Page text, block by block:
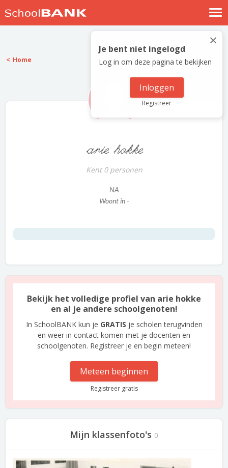
Nostalgische verhalen
Log in
Meld je gratis aan
×
Je bent niet ingelogd
Log in om deze pagina te bekijken
Inloggen
Registreer
Home
arie hokke
Kent 0 personen
NA
Woont in -
Bekijk het volledige profiel van arie hokke
en al je andere schoolgenoten!
In SchoolBANK kun je GRATIS je scholen terugvinden
en weer in contact komen met je docenten en
schoolgenoten. Registreer je en begin meteen!
Meteen beginnen
Registreer gratis
Mijn klassenfoto's 0